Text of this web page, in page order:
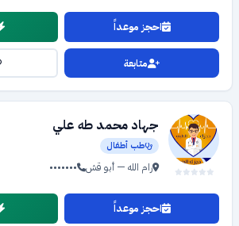
احجز موعداً
متابعة
جهاد محمد طه علي
طب أطفال
رام الله — أبو قش •••••••
احجز موعداً